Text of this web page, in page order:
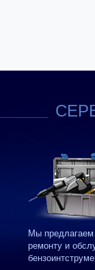
Мы
ремонту и